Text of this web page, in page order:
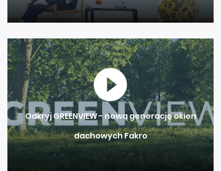
Odkryj GREENVIEW - nową generację okien
dachowych Fakro